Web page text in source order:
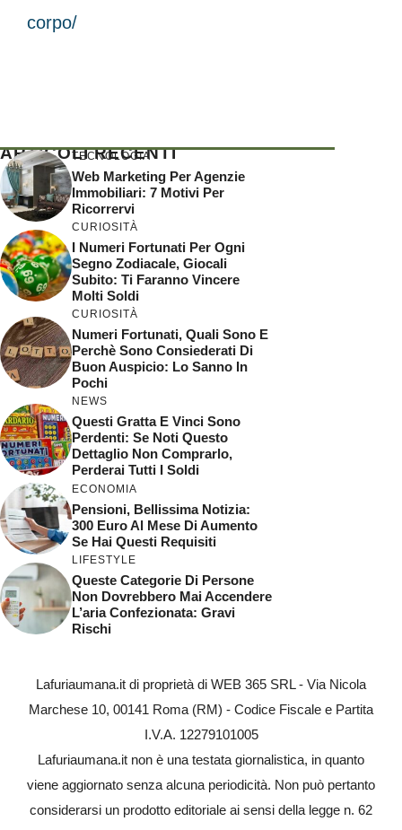
corpo/
ARTICOLI RECENTI
TECNOLOGIA
Web Marketing Per Agenzie
Immobiliari: 7 Motivi Per
Ricorrervi
CURIOSITÀ
I Numeri Fortunati Per Ogni
Segno Zodiacale, Giocali
Subito: Ti Faranno Vincere
Molti Soldi
CURIOSITÀ
Numeri Fortunati, Quali Sono E
Perchè Sono Consiederati Di
Buon Auspicio: Lo Sanno In
Pochi
NEWS
Questi Gratta E Vinci Sono
Perdenti: Se Noti Questo
Dettaglio Non Comprarlo,
Perderai Tutti I Soldi
ECONOMIA
Pensioni, Bellissima Notizia:
300 Euro Al Mese Di Aumento
Se Hai Questi Requisiti
LIFESTYLE
Queste Categorie Di Persone
Non Dovrebbero Mai Accendere
L’aria Confezionata: Gravi
Rischi
Lafuriaumana.it di proprietà di WEB 365 SRL - Via Nicola
Marchese 10, 00141 Roma (RM) - Codice Fiscale e Partita
I.V.A. 12279101005
Lafuriaumana.it non è una testata giornalistica, in quanto
viene aggiornato senza alcuna periodicità. Non può pertanto
considerarsi un prodotto editoriale ai sensi della legge n. 62